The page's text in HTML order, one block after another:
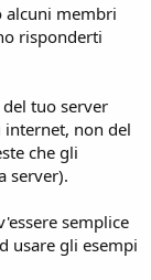
alcuni membri
risponderti
tuo server
internet, non del
che gli
server).
semplice
usare gli esempi